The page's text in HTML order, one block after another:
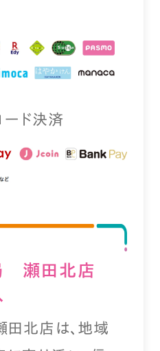
ード決済
瀬田北店
田北店は、地域